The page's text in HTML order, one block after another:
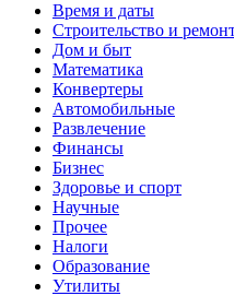
Время и даты
Строительство и
Дом и быт
Математика
Конвертеры
Автомобильные
Развлечение
Финансы
Бизнес
Здоровье и спорт
Научные
Прочее
Налоги
Образование
Утилиты